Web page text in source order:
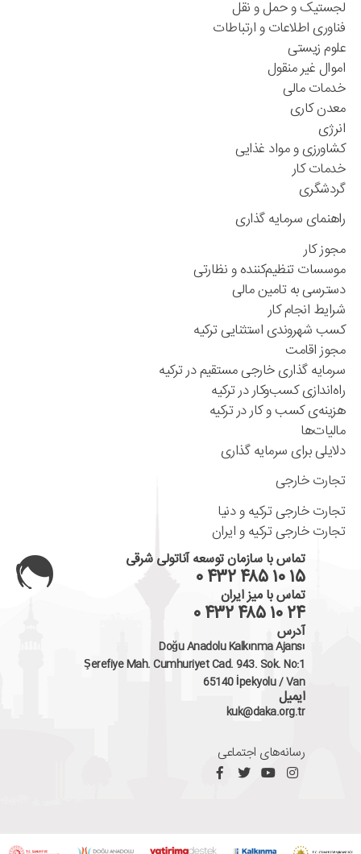
لجستیک و حمل و نقل
فناوری اطلاعات و ارتباطات
علوم زیستی
اموال غیر منقول
خدمات مالی
معدن کاری
انرژی
کشاورزی و مواد غذایی
خدمات کار
گردشگری
راهنمای سرمایه گذاری
مجوز کار
موسسات تنظیم‌کننده ‌و نظارتی
دسترسی به تامین مالی
شرایط انجام کار
کسب شهروندی استثنایی ترکیه
مجوز اقامت
سرمایه گذاری خارجی مستقیم در ترکیه
راه‌اندازی کسب‌و‌کار در ترکیه
هزینه‌ی کسب و کار در ترکیه
مالیات‌ها
دلایلی برای سرمایه گذاری
تجارت خارجی
تجارت خارجی ترکیه و دنیا
تجارت خارجی ترکیه و ایران
تماس با سازمان توسعه آناتولی شرقی
۰ ۴۳۲ ۴۸۵ ۱۰ ۱۵
تماس با میز ایران
۰ ۴۳۲ ۴۸۵ ۱۰ ۲۴
آدرس
Doğu Anadolu Kalkınma Ajansı
Şerefiye Mah. Cumhuriyet Cad. 943. Sok. No:1
65140 İpekyolu / Van
ایمیل
kuk@daka.org.tr
رسانه‌های اجتماعی